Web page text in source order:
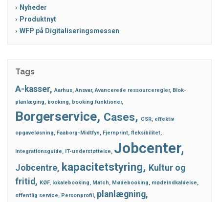
Nyheder
Produktnyt
WFP på Digitaliseringsmessen
Tags
A-kasser Aarhus Ansvar Avancerede ressourceregler Blok-
planlæging
booking booking funktioner
Borgerservice Cases CSR effektiv
opgaveløsning Faaborg-Midtfyn Fjernprint fleksibilitet
Integrationsguide IT-understøttelse Jobcenter
Jobcentre kapacitetstyring
Kultur og
fritid
KØF lokalebooking Match Mødebooking
mødeindkaldelse
offentlig service
Personprofil planlægning